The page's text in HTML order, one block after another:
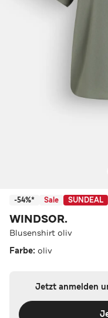
-54%* Sale SUNDEAL
WINDSOR.
Blusenshirt oliv
Farbe: oliv
Jetzt anmelden